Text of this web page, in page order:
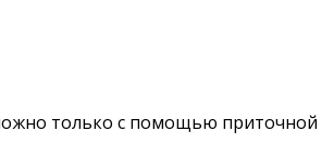
только с помощью приточной